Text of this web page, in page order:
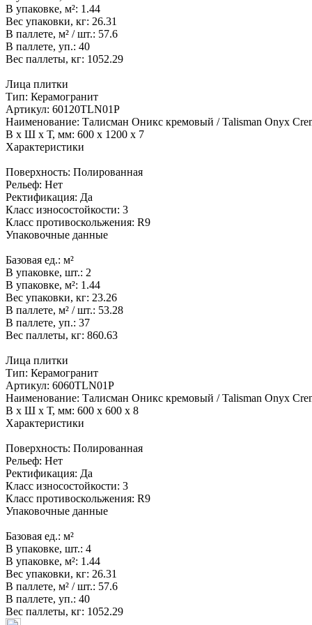
В упаковке, м²: 1.44
Вес упаковки, кг: 26.31
В паллете, м² / шт.: 57.6
В паллете, уп.: 40
Вес паллеты, кг: 1052.29
Лица плитки
Тип: Керамогранит
Артикул: 60120TLN01P
Наименование: Талисман Оникс кремовый / Talisman Onyx
В x Ш x Т, мм: 600 x 1200 x 7
Характеристики
Поверхность: Полированная
Рельеф: Нет
Ректификация: Да
Класс износостойкости: 3
Класс противоскольжения: R9
Упаковочные данные
Базовая ед.: м²
В упаковке, шт.: 2
В упаковке, м²: 1.44
Вес упаковки, кг: 23.26
В паллете, м² / шт.: 53.28
В паллете, уп.: 37
Вес паллеты, кг: 860.63
Лица плитки
Тип: Керамогранит
Артикул: 6060TLN01P
Наименование: Талисман Оникс кремовый / Talisman Onyx
В x Ш x Т, мм: 600 x 600 x 8
Характеристики
Поверхность: Полированная
Рельеф: Нет
Ректификация: Да
Класс износостойкости: 3
Класс противоскольжения: R9
Упаковочные данные
Базовая ед.: м²
В упаковке, шт.: 4
В упаковке, м²: 1.44
Вес упаковки, кг: 26.31
В паллете, м² / шт.: 57.6
В паллете, уп.: 40
Вес паллеты, кг: 1052.29